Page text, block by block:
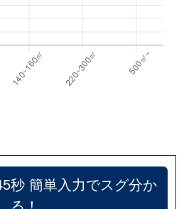
秒 簡単入力でスグ分か